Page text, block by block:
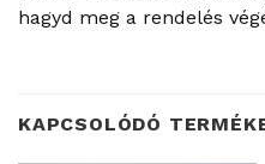
hagyd meg a rendelés
KAPCSOLÓDÓ